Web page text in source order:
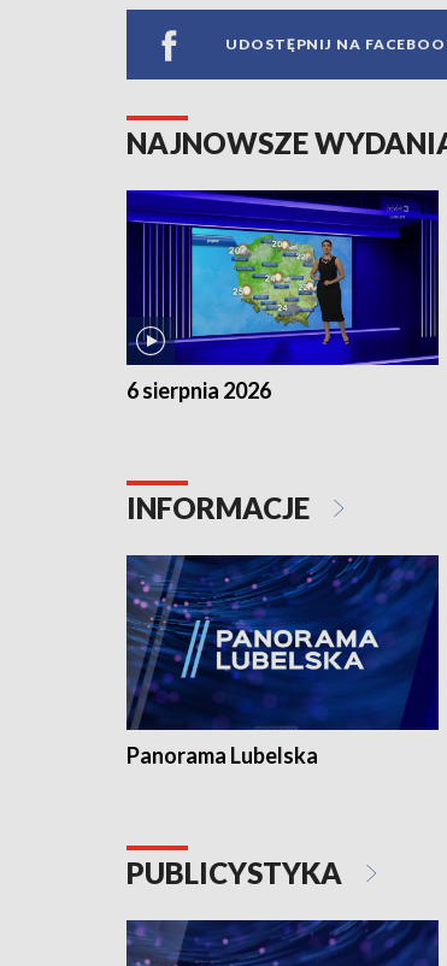
UDOSTĘPNIJ NA
NAJNOWSZE
6 sierpnia 2026
INFORMACJE
Panorama Lubelska
PUBLICYSTYKA